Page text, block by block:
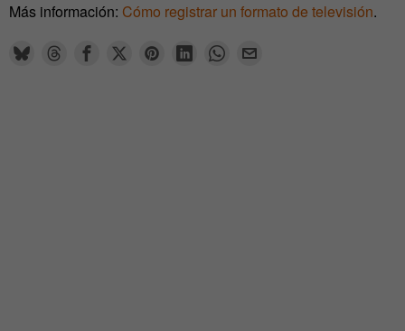
Más información: Cómo registrar un formato de televisión.